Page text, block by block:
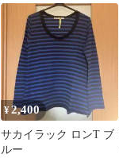
り替えスパンコールニ
ット ネイビー
¥2,400
サカイラック ロンT ブ
ルー